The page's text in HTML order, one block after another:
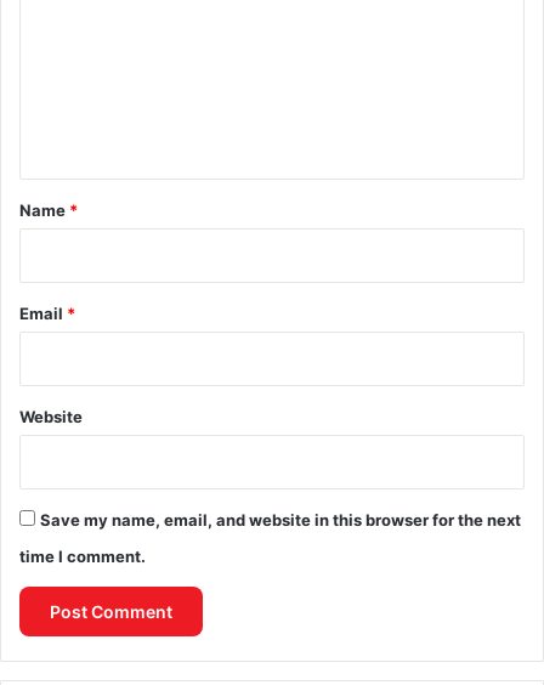
*
Name *
Email *
Website
Save my name, email, and website in this browser for the next
time I comment.